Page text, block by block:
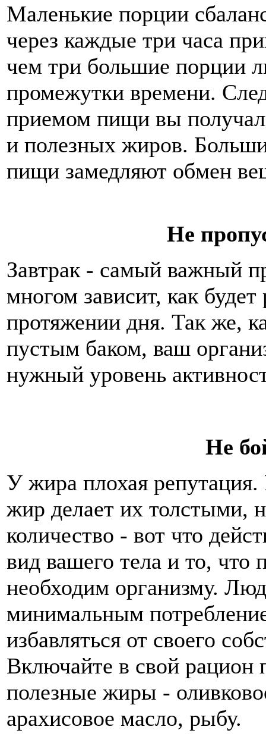
Маленькие порции
через каждые три часа
чем три большие порции
промежутки времени.
приемом пищи вы
и полезных жиров.
пищи замедляют обмен
Не
Завтрак - самый важный
многом зависит, как
протяжении дня. Так же,
пустым баком, ваш
нужный уровень
Не
У жира плохая
жир делает их толстыми,
количество - вот что
вид вашего тела и то,
необходим организму.
минимальным
избавляться от своего
Включайте в свой рацион
полезные жиры -
арахисовое масло, рыбу.